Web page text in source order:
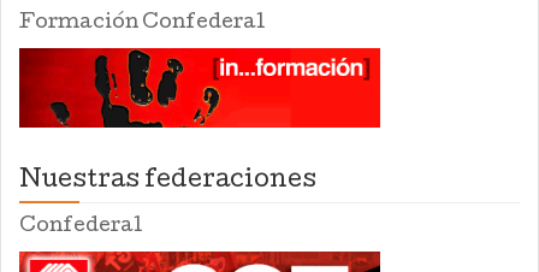
Formación Confederal
Nuestras federaciones
Confederal